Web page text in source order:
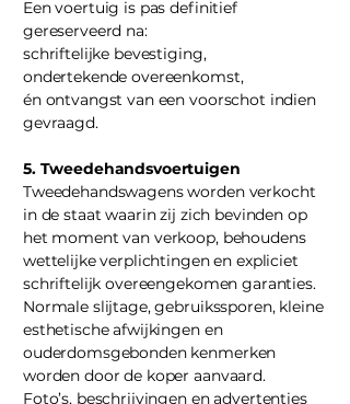
Een voertuig is pas definitief
gereserveerd na:
schriftelijke bevestiging,
ondertekende overeenkomst,
én ontvangst van een voorschot indien
gevraagd.
5. Tweedehandsvoertuigen
Tweedehandswagens worden verkocht
in de staat waarin zij zich bevinden op
het moment van verkoop, behoudens
wettelijke verplichtingen en expliciet
schriftelijk overeengekomen garanties.
Normale slijtage, gebruikssporen, kleine
esthetische afwijkingen en
ouderdomsgebonden kenmerken
worden door de koper aanvaard.
Foto’s, beschrijvingen en advertenties